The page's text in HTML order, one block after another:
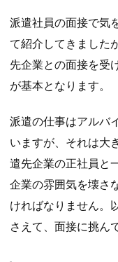
派遣社員の面接で気
て紹介してきました
先企業との面接を受
が基本となります。
派遣の仕事はアルバ
いますが、それは大
遣先企業の正社員と
企業の雰囲気を壊さ
ければなりません。
さえて、面接に挑ん